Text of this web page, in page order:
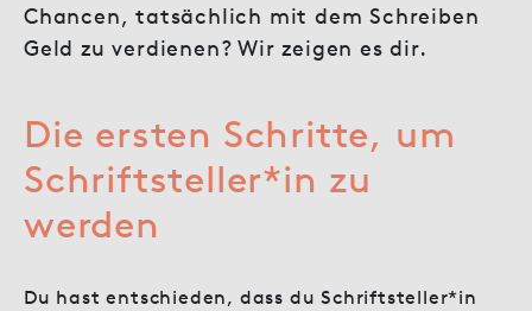
Chancen, tatsächlich mit dem Schreiben
Geld zu verdienen? Wir zeigen es dir.
Die ersten Schritte, um
Schriftsteller*in zu
werden
Du hast entschieden, dass du Schriftsteller*in